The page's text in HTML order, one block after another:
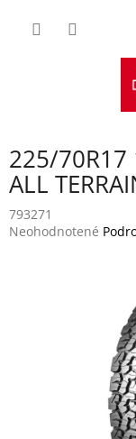
225/70R17
ALL
793271
Priemerné
Neohodnotené